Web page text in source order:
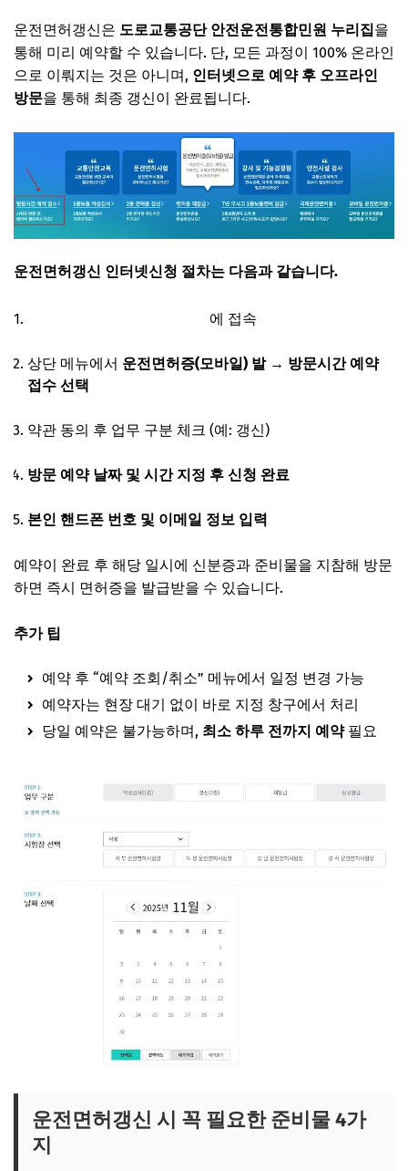
운전면허갱신은 도로교통공단 안전운전통합민원 누리집을
통해 미리 예약할 수 있습니다. 단, 모든 과정이 100% 온라인
으로 이뤄지는 것은 아니며, 인터넷으로 예약 후 오프라인
방문을 통해 최종 갱신이 완료됩니다.
운전면허갱신 인터넷신청 절차는 다음과 같습니다.
에 접속
상단 메뉴에서 운전면허증(모바일) 발 → 방문시간 예약
접수 선택
약관 동의 후 업무 구분 체크 (예: 갱신)
방문 예약 날짜 및 시간 지정 후 신청 완료
본인 핸드폰 번호 및 이메일 정보 입력
예약이 완료 후 해당 일시에 신분증과 준비물을 지참해 방문
하면 즉시 면허증을 발급받을 수 있습니다.
추가 팁
예약 후 “예약 조회/취소” 메뉴에서 일정 변경 가능
예약자는 현장 대기 없이 바로 지정 창구에서 처리
당일 예약은 불가능하며, 최소 하루 전까지 예약필요
운전면허갱신 시 꼭 필요한 준비물 4가
지